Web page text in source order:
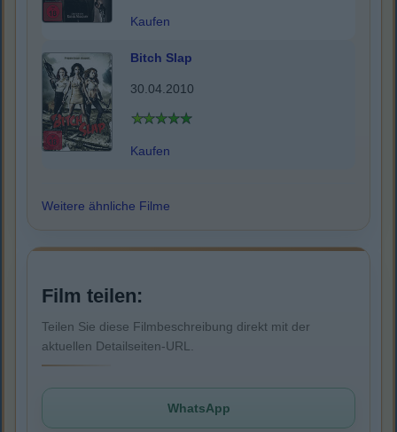
Kaufen
Bitch Slap
30.04.2010
Kaufen
Weitere ähnliche Filme
Film teilen:
Teilen Sie diese Filmbeschreibung direkt mit der
aktuellen Detailseiten-URL.
WhatsApp